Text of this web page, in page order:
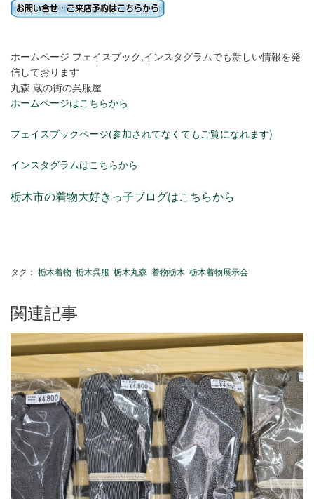
ホームページ フェイスブック,インスタグラムでも新しい情報を発
信しております
丸森 蔵の街の呉服屋
ホームページはこちらから
フェイスブックページ(参加されてなくてもご覧になれます)
インスタグラムはこちらから
栃木市の着物大好きっ子ブログはこちらから
タグ： 栃木着物 栃木呉服 栃木丸森 着物栃木 栃木着物展示会
関連記事